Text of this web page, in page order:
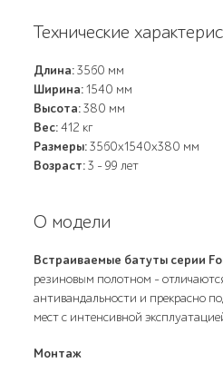
Технические
Длина:3560 мм
Ширина:1540 мм
Высота:380 мм
Вес:412 кг
Размеры:3560х1540х380 мм
Возраст:3 - 99 лет
О модели
Встраиваемые батуты серии
резиновым полотном -
антивандальности и прекрасно
мест с интенсивной
Монтаж